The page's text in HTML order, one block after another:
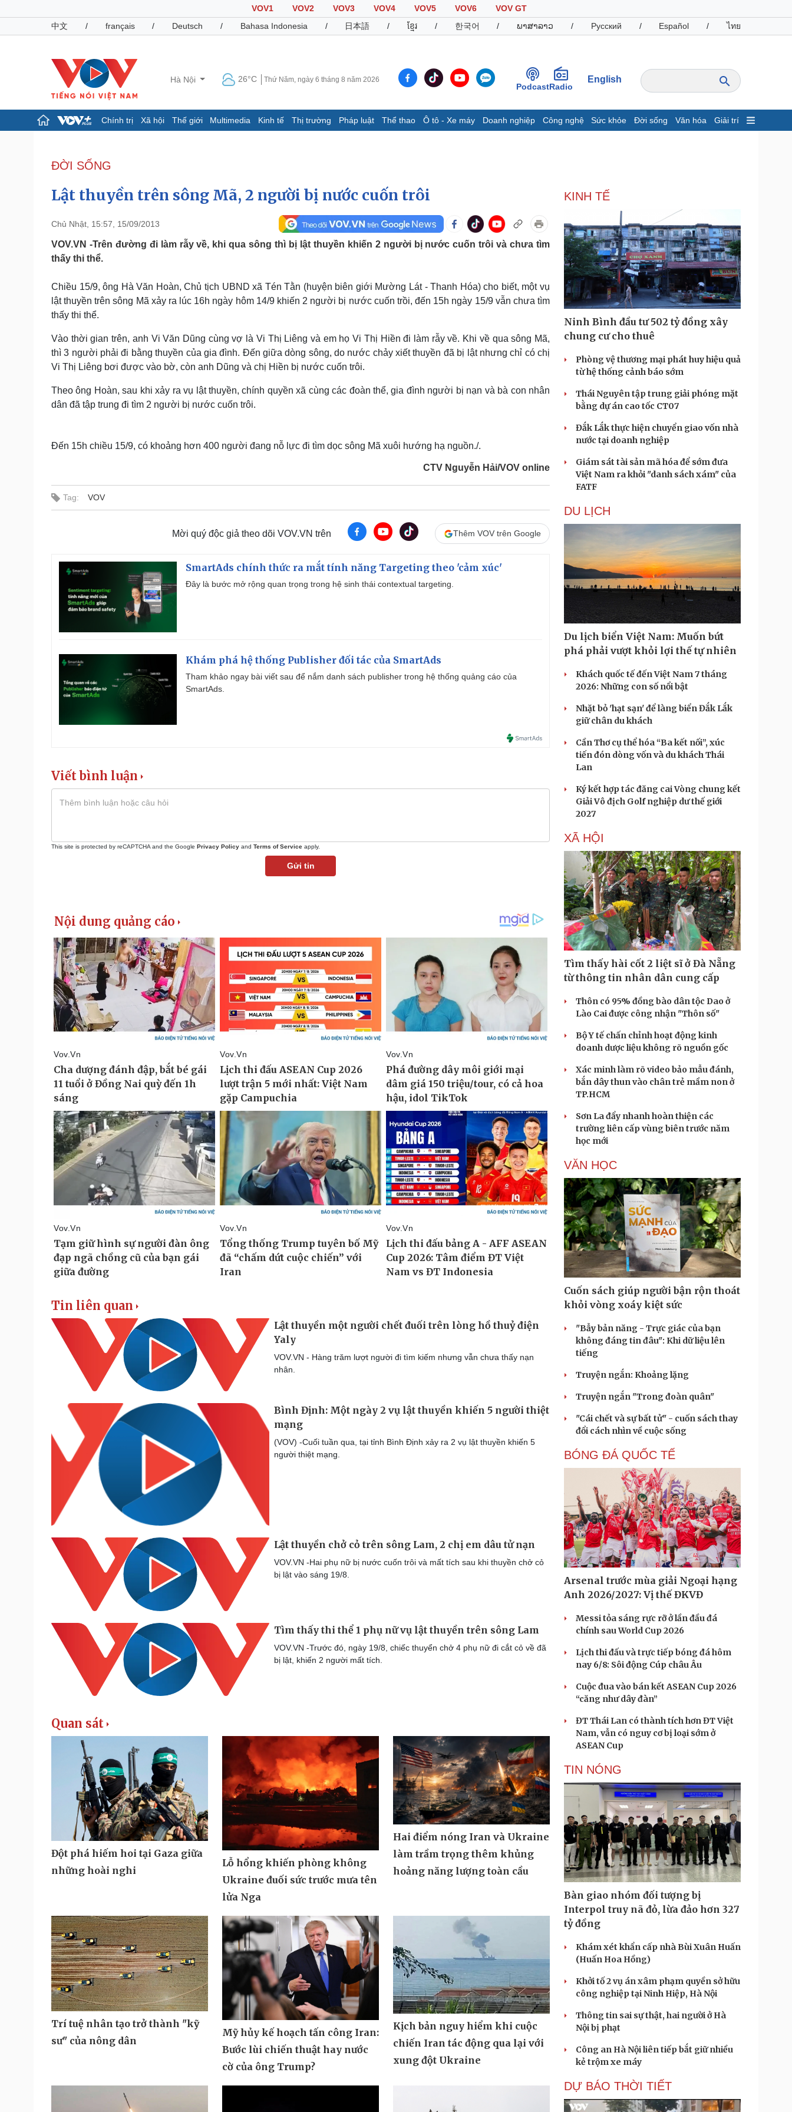
VOV1 VOV2 VOV3 VOV4 VOV5 VOV6
VOV GT
中文
/ français / Deutsch / Bahasa Indonesia / 日本語 / ខ្មែរ / 한국어 / ພາສາລາວ / Русский / Español / ไทย
Hà Nội 26°C Thứ Năm, ngày 6 tháng 8 năm 2026
PodcastRadio
English
Chính trị Xã hội Thế giới Multimedia Kinh tế Thị trường Pháp luật Thể thao Ô tô - Xe máy Doanh nghiệp Công nghệ Sức khỏe Đời sống Văn hóa Giải trí
Đảng
Tổ chức nhân sự
Nhận diện sự thật
Dấu ấn VOV
Infographic
Giá cà phê
Pháp luật
Vụ án
Tư vấn luật
Quân sự - Quốc phòng
Phân tích
Thể thao
Thế giới thể thao
eSports
Hậu trường
Ô tô - Xe máy
Tư vấn
Doanh nghiệp
Thông tin doanh nghiệp
Doanh nghiệp 24h
Doanh nhân
Vì cộng đồng
Công nghệ
Sành điệu
Tin Công nghệ
Trải nghiệm
Chuyển đổi số
Dinh dưỡng - món ngon
Cây thuốc
Sản phụ khoa
Nam khoa
Làm đẹp - giảm cân
Nhà đẹp
Blog
Tình yêu - Gia đình
Sân khấu - Điện ảnh
Văn học
Âm nhạc
Nghệ sĩ
Thời trang
Tư vấn
Săn Tour
Podcast
Đọc truyện đêm khuya
Cửa sổ tình yêu
Hạt giống tâm hồn
Cải chính
ĐỜI SỐNG
Lật thuyền trên sông Mã, 2 người bị nước cuốn trôi
Chủ Nhật, 15:57, 15/09/2013
VOV.VN -Trên đường đi làm rẫy về, khi qua sông thì bị lật thuyền khiến 2 người bị nước cuốn trôi và chưa tìm
thấy thi thể.
Chiều 15/9, ông Hà Văn Hoàn, Chủ tịch UBND xã Tén Tằn (huyện biên giới Mường Lát - Thanh Hóa) cho biết, một vụ
lật thuyền trên sông Mã xảy ra lúc 16h ngày hôm 14/9 khiến 2 người bị nước cuốn trồi, đến 15h ngày 15/9 vẫn chưa tìm
thấy thi thể.
Vào thời gian trên, anh Vi Văn Dũng cùng vợ là Vi Thị Liêng và em họ Vi Thị Hiền đi làm rẫy về. Khi về qua sông Mã,
thì 3 người phải đi bằng thuyền của gia đình. Đến giữa dòng sông, do nước chảy xiết thuyền đã bị lật nhưng chỉ có chị
Vi Thị Liêng bơi được vào bờ, còn anh Dũng và chị Hiền bị nước cuốn trôi.
Theo ông Hoàn, sau khi xảy ra vụ lật thuyền, chính quyền xã cùng các đoàn thể, gia đình người bị nạn và bà con nhân
dân đã tập trung đi tìm 2 người bị nước cuốn trôi.
Đến 15h chiều 15/9, có khoảng hơn 400 người đang nỗ lực đi tìm dọc sông Mã xuôi hướng hạ nguồn./.
CTV Nguyễn Hải/VOV online
Tag: VOV
Mời quý độc giả theo dõi VOV.VN trên Thêm VOV trên Google
SmartAds chính thức ra mắt tính năng Targeting theo 'cảm xúc'
Đây là bước mở rộng quan trọng trong hệ sinh thái contextual targeting.
Khám phá hệ thống Publisher đối tác của SmartAds
Tham khảo ngay bài viết sau để nắm danh sách publisher trong hệ thống quảng cáo của
SmartAds.
Viết bình luận
This site is protected by reCAPTCHA and the Google Privacy Policy and Terms of Service apply.
Gửi tin
Tin liên quan
Lật thuyền một người chết đuối trên lòng hồ thuỷ điện
Yaly
VOV.VN - Hàng trăm lượt người đi tìm kiếm nhưng vẫn chưa thấy nạn
nhân.
Bình Định: Một ngày 2 vụ lật thuyền khiến 5 người thiệt
mạng
(VOV) -Cuối tuần qua, tại tỉnh Bình Định xảy ra 2 vụ lật thuyền khiến 5
người thiệt mạng.
Lật thuyền chở cỏ trên sông Lam, 2 chị em dâu tử nạn
VOV.VN -Hai phụ nữ bị nước cuốn trôi và mất tích sau khi thuyền chở cỏ
bị lật vào sáng 19/8.
Tìm thấy thi thể 1 phụ nữ vụ lật thuyền trên sông Lam
VOV.VN -Trước đó, ngày 19/8, chiếc thuyển chở 4 phụ nữ đi cắt cỏ về đã
bị lật, khiến 2 người mất tích.
Quan sát
Đột phá hiếm hoi tại Gaza giữa
những hoài nghi
Lỗ hổng khiến phòng không
Ukraine đuối sức trước mưa tên
lửa Nga
Hai điểm nóng Iran và Ukraine
làm trầm trọng thêm khủng
hoảng năng lượng toàn cầu
Trí tuệ nhân tạo trở thành "kỹ
sư" của nông dân
Mỹ hủy kế hoạch tấn công Iran:
Bước lùi chiến thuật hay nước
cờ của ông Trump?
Kịch bản nguy hiểm khi cuộc
chiến Iran tác động qua lại với
xung đột Ukraine
KINH TẾ
Ninh Bình đầu tư 502 tỷ đồng xây
chung cư cho thuê
Phòng vệ thương mại phát huy hiệu quả
từ hệ thống cảnh báo sớm
Thái Nguyên tập trung giải phóng mặt
bằng dự án cao tốc CT07
Đắk Lắk thực hiện chuyển giao vốn nhà
nước tại doanh nghiệp
Giám sát tài sản mã hóa để sớm đưa
Việt Nam ra khỏi "danh sách xám" của
FATF
DU LỊCH
Du lịch biển Việt Nam: Muốn bứt
phá phải vượt khỏi lợi thế tự nhiên
Khách quốc tế đến Việt Nam 7 tháng
2026: Những con số nổi bật
Nhặt bỏ 'hạt sạn' để làng biển Đắk Lắk
giữ chân du khách
Cần Thơ cụ thể hóa “Ba kết nối”, xúc
tiến đón dòng vốn và du khách Thái
Lan
Ký kết hợp tác đăng cai Vòng chung kết
Giải Vô địch Golf nghiệp dư thế giới
2027
XÃ HỘI
Tìm thấy hài cốt 2 liệt sĩ ở Đà Nẵng
từ thông tin nhân dân cung cấp
Thôn có 95% đồng bào dân tộc Dao ở
Lào Cai được công nhận "Thôn số"
Bộ Y tế chấn chỉnh hoạt động kinh
doanh dược liệu không rõ nguồn gốc
Xác minh làm rõ video bảo mẫu đánh,
bắn dây thun vào chân trẻ mầm non ở
TP.HCM
Sơn La đẩy nhanh hoàn thiện các
trường liên cấp vùng biên trước năm
học mới
VĂN HỌC
Cuốn sách giúp người bận rộn thoát
khỏi vòng xoáy kiệt sức
"Bẫy bản năng - Trực giác của bạn
không đáng tin đâu": Khi dữ liệu lên
tiếng
Truyện ngắn: Khoảng lặng
Truyện ngắn "Trong đoàn quân"
"Cái chết và sự bất tử" - cuốn sách thay
đổi cách nhìn về cuộc sống
BÓNG ĐÁ QUỐC TẾ
Arsenal trước mùa giải Ngoại hạng
Anh 2026/2027: Vị thế ĐKVĐ
Messi tỏa sáng rực rỡ ở lần đầu đá
chính sau World Cup 2026
Lịch thi đấu và trực tiếp bóng đá hôm
nay 6/8: Sôi động Cúp châu Âu
Cuộc đua vào bán kết ASEAN Cup 2026
“căng như dây đàn”
ĐT Thái Lan có thành tích hơn ĐT Việt
Nam, vẫn có nguy cơ bị loại sớm ở
ASEAN Cup
TIN NÓNG
Bàn giao nhóm đối tượng bị
Interpol truy nã đỏ, lừa đảo hơn 327
tỷ đồng
Khám xét khẩn cấp nhà Bùi Xuân Huấn
(Huấn Hoa Hồng)
Khởi tố 2 vụ án xâm phạm quyền sở hữu
công nghiệp tại Ninh Hiệp, Hà Nội
Thông tin sai sự thật, hai người ở Hà
Nội bị phạt
Công an Hà Nội liên tiếp bắt giữ nhiều
kẻ trộm xe máy
DỰ BÁO THỜI TIẾT